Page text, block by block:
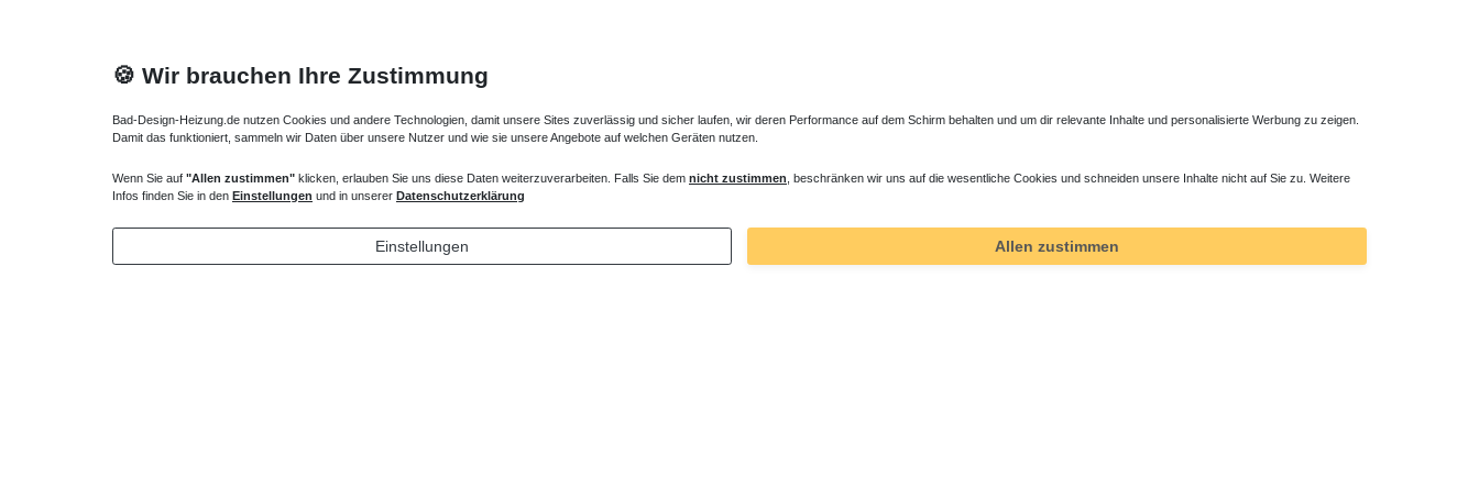
Badewannenabtrennung gebogen 100 x 150 cm
609,00 € *
Badewannenabtrennung gebogen 109 x 150 cm
392,00 € *
*inkl. ges. MwSt.
🍪 Wir brauchen Ihre Zustimmung
Bad-Design-Heizung.de nutzen Cookies und andere Technologien, damit unsere Sites zuverlässig und sicher laufen, wir deren Performance auf dem Schirm behalten und um dir relevante Inhalte und personalisierte Werbung zu zeigen.
Damit das funktioniert, sammeln wir Daten über unsere Nutzer und wie sie unsere Angebote auf welchen Geräten nutzen.
Wenn Sie auf "Allen zustimmen" klicken, erlauben Sie uns diese Daten weiterzuverarbeiten. Falls Sie dem nicht zustimmen , beschränken wir uns auf die wesentliche Cookies und schneiden unsere Inhalte nicht auf Sie zu. Weitere
Infos finden Sie in den Einstellungen und in unserer Datenschutzerklärung
Einstellungen Allen zustimmen